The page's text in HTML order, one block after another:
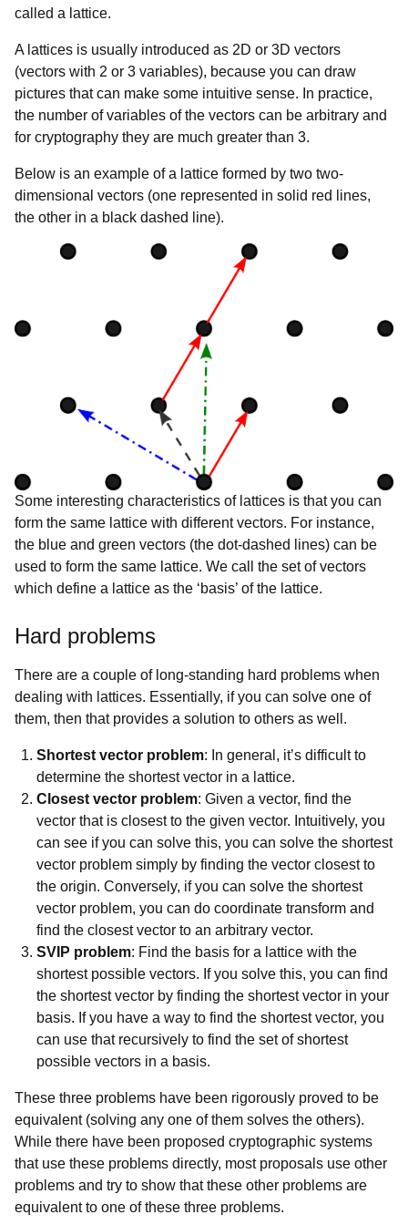
called a lattice.
A lattices is usually introduced as 2D or 3D vectors
(vectors with 2 or 3 variables), because you can draw
pictures that can make some intuitive sense. In practice,
the number of variables of the vectors can be arbitrary and
for cryptography they are much greater than 3.
Below is an example of a lattice formed by two two-
dimensional vectors (one represented in solid red lines,
the other in a black dashed line).
Some interesting characteristics of lattices is that you can
form the same lattice with different vectors. For instance,
the blue and green vectors (the dot-dashed lines) can be
used to form the same lattice. We call the set of vectors
which define a lattice as the ‘basis’ of the lattice.
Hard problems
There are a couple of long-standing hard problems when
dealing with lattices. Essentially, if you can solve one of
them, then that provides a solution to others as well.
Shortest vector problem: In general, it’s difficult to
determine the shortest vector in a lattice.
Closest vector problem: Given a vector, find the
vector that is closest to the given vector. Intuitively, you
can see if you can solve this, you can solve the shortest
vector problem simply by finding the vector closest to
the origin. Conversely, if you can solve the shortest
vector problem, you can do coordinate transform and
find the closest vector to an arbitrary vector.
SVIP problem: Find the basis for a lattice with the
shortest possible vectors. If you solve this, you can find
the shortest vector by finding the shortest vector in your
basis. If you have a way to find the shortest vector, you
can use that recursively to find the set of shortest
possible vectors in a basis.
These three problems have been rigorously proved to be
equivalent (solving any one of them solves the others).
While there have been proposed cryptographic systems
that use these problems directly, most proposals use other
problems and try to show that these other problems are
equivalent to one of these three problems.